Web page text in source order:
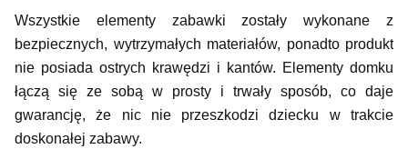
Wszystkie elementy zabawki zostały wykonane z
bezpiecznych, wytrzymałych materiałów, ponadto produkt
nie posiada ostrych krawędzi i kantów. Elementy domku
łączą się ze sobą w prosty i trwały sposób, co daje
gwarancję, że nic nie przeszkodzi dziecku w trakcie
doskonałej zabawy.